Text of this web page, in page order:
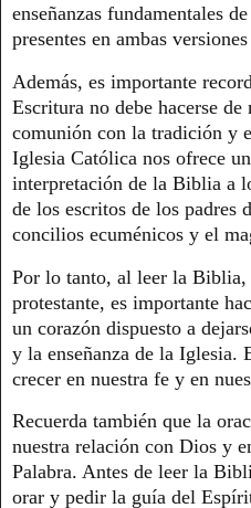
enseñanzas fundamentales
presentes en ambas
Además, es importante
Escritura no debe hacerse de
comunión con la tradición y
Iglesia Católica nos ofrece
interpretación de la Biblia a
de los escritos de los padres
concilios ecuménicos y el
Por lo tanto, al leer la Biblia,
protestante, es importante
un corazón dispuesto a
y la enseñanza de la Iglesia.
crecer en nuestra fe y en
Recuerda también que la
nuestra relación con Dios y
Palabra. Antes de leer la
orar y pedir la guía del